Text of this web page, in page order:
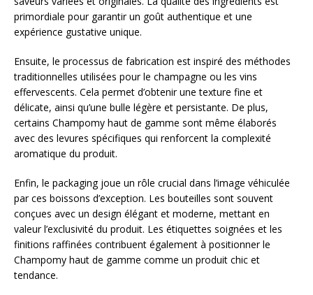
primordiale pour garantir un goût authentique et une
expérience gustative unique.
Ensuite, le processus de fabrication est inspiré des méthodes
traditionnelles utilisées pour le champagne ou les vins
effervescents. Cela permet d’obtenir une texture fine et
délicate, ainsi qu’une bulle légère et persistante. De plus,
certains Champomy haut de gamme sont même élaborés
avec des levures spécifiques qui renforcent la complexité
aromatique du produit.
Enfin, le packaging joue un rôle crucial dans l’image véhiculée
par ces boissons d’exception. Les bouteilles sont souvent
conçues avec un design élégant et moderne, mettant en
valeur l’exclusivité du produit. Les étiquettes soignées et les
finitions raffinées contribuent également à positionner le
Champomy haut de gamme comme un produit chic et
tendance.